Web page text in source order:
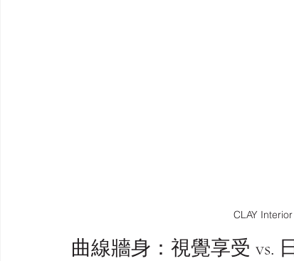
CLAY
曲線牆身：視覺享受 vs.